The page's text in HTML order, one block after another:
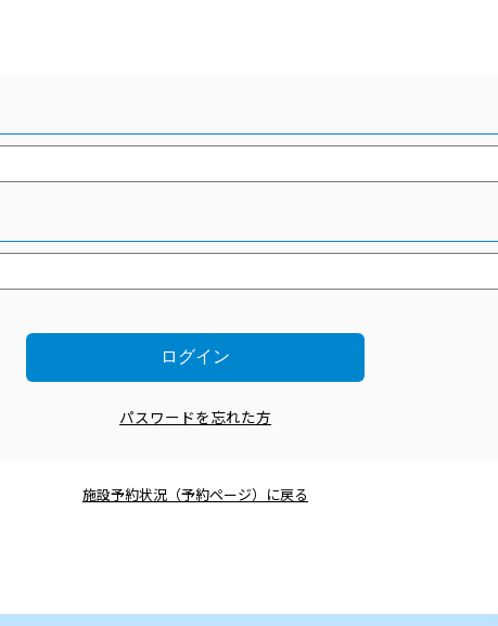
パスワードを忘れた方
施設予約状況（予約ページ）に戻る